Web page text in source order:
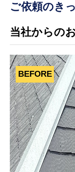
ご依頼のき
当社からの